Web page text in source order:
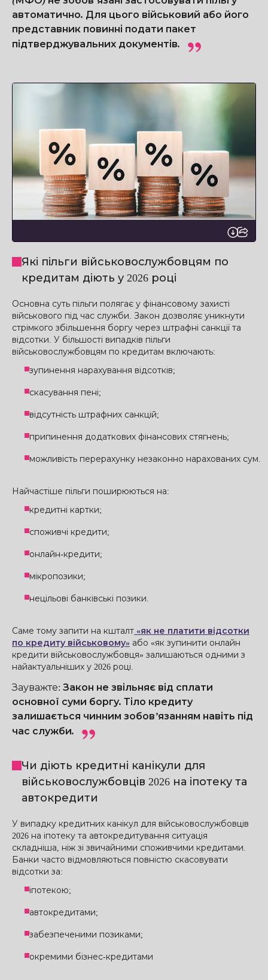
автоматично. Для цього військовий або його
представник повинні подати пакет
підтверджувальних документів.
Які пільги військовослужбовцям по
кредитам діють у 2026 році
Основна суть пільги полягає у фінансовому захисті
військового під час служби. Закон дозволяє уникнути
стрімкого збільшення боргу через штрафні санкції та
відсотки. У більшості випадків пільги
військовослужбовцям по кредитам включають:
зупинення нарахування відсотків;
скасування пені;
відсутність штрафних санкцій;
припинення додаткових фінансових стягнень;
можливість перерахунку незаконно нарахованих сум.
Найчастіше пільги поширюються на:
кредитні картки;
споживчі кредити;
онлайн-кредити;
мікропозики;
нецільові банківські позики.
Саме тому запити на кшталт «як не платити відсотки
по кредиту військовому» або «як зупинити онлайн
кредити військовослужбовця» залишаються одними з
найактуальніших у 2026 році.
Зауважте: Закон не звільняє від сплати
основної суми боргу. Тіло кредиту
залишається чинним зобов’язанням навіть під
час служби.
Чи діють кредитні канікули для
військовослужбовців 2026 на іпотеку та
автокредити
У випадку кредитних канікул для військовослужбовців
2026 на іпотеку та автокредитування ситуація
складніша, ніж зі звичайними споживчими кредитами.
Банки часто відмовляються повністю скасовувати
відсотки за:
іпотекою;
автокредитами;
забезпеченими позиками;
окремими бізнес-кредитами